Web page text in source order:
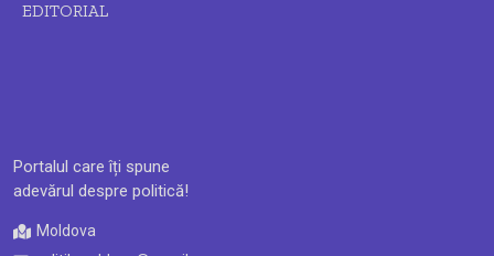
Portalul care îți spune
adevărul despre politică!
Moldova
EDITORIAL